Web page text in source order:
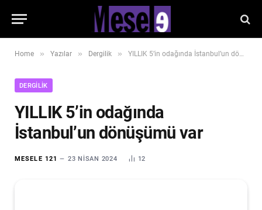
Home » Yazılar » Dergilik » YILLIK 5’in odağında İstanbul’un dönüşümü var
DERGILIK
YILLIK 5’in odağında
İstanbul’un dönüşümü var
MESELE 121 23 NISAN 2024 12